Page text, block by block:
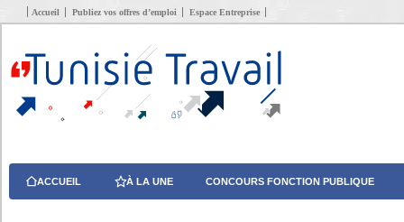
Accueil Publiez vos offres d’emploi Espace Entreprise
ACCUEIL À LA UNE CONCOURS FONCTION PUBLIQUE